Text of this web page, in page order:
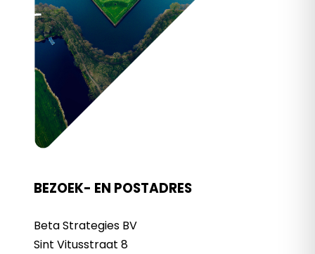
BEZOEK- EN POSTADRES
Beta Strategies BV
Sint Vitusstraat 8